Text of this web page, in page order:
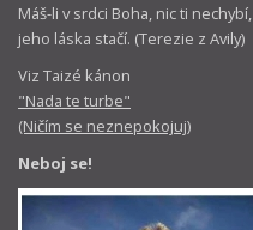
Máš-li v srdci Boha, nic ti nechybí,
jeho láska stačí. (Terezie z Avily)
Viz Taizé kánon
"Nada te turbe"
(Ničím se neznepokojuj)
Neboj se!